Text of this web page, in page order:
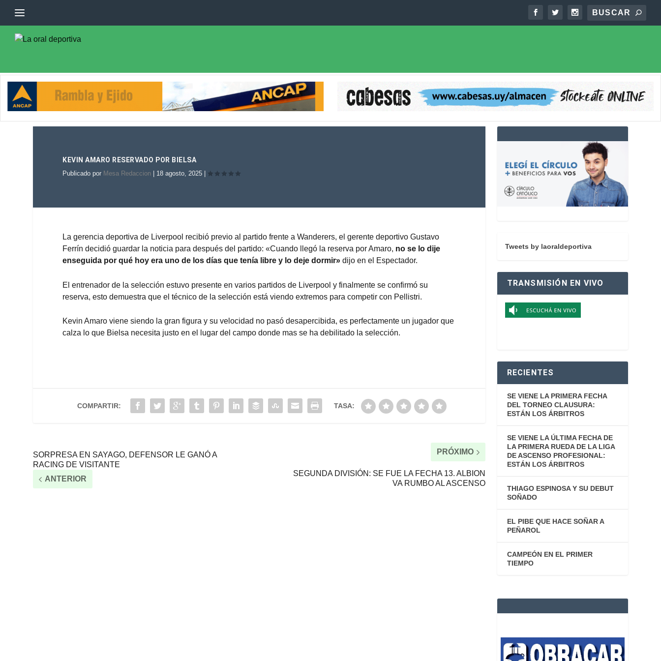
KEVIN AMARO RESERVADO POR BIELSA
Publicado por Mesa Redaccion 18 agosto, 2025
La gerencia deportiva de Liverpool recibió previo al partido frente a Wanderers, el gerente deportivo Gustavo
Ferrín decidió guardar la noticia para después del partido: «Cuando llegó la reserva por Amaro, no se lo dije
enseguida por qué hoy era uno de los días que tenía libre y lo deje dormir» dijo en el Espectador.
El entrenador de la selección estuvo presente en varios partidos de Liverpool y finalmente se confirmó su
reserva, esto demuestra que el técnico de la selección está viendo extremos para competir con Pellistri.
Kevin Amaro viene siendo la gran figura y su velocidad no pasó desapercibida, es perfectamente un jugador que
calza lo que Bielsa necesita justo en el lugar del campo donde mas se ha debilitado la selección.
COMPARTIR: TASA:
SORPRESA EN SAYAGO, DEFENSOR LE GANÓ A
RACING DE VISITANTE
ANTERIOR
PRÓXIMO
SEGUNDA DIVISIÓN: SE FUE LA FECHA 13. ALBION
VA RUMBO AL ASCENSO
Tweets by laoraldeportiva
TRANSMISIÓN EN VIVO
RECIENTES
SE VIENE LA PRIMERA FECHA
DEL TORNEO CLAUSURA:
ESTÁN LOS ÁRBITROS
SE VIENE LA ÚLTIMA FECHA DE
LA PRIMERA RUEDA DE LA LIGA
DE ASCENSO PROFESIONAL:
ESTÁN LOS ÁRBITROS
THIAGO ESPINOSA Y SU DEBUT
SOÑADO
EL PIBE QUE HACE SOÑAR A
PEÑAROL
CAMPEÓN EN EL PRIMER
TIEMPO